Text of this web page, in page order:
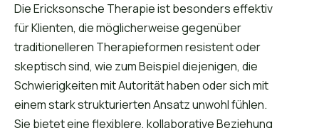
Die Ericksonsche Therapie ist besonders effektiv
für Klienten, die möglicherweise gegenüber
traditionelleren Therapieformen resistent oder
skeptisch sind, wie zum Beispiel diejenigen, die
Schwierigkeiten mit Autorität haben oder sich mit
einem stark strukturierten Ansatz unwohl fühlen.
Sie bietet eine flexiblere, kollaborative Beziehung